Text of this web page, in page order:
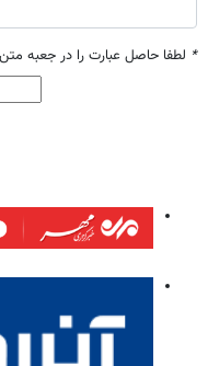
* لطفا حاصل عبارت را در جعبه متن